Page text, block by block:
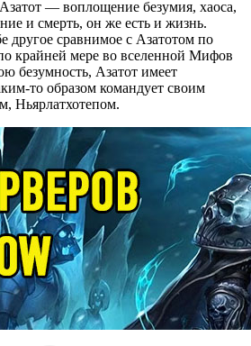
— воплощение безумия, хаоса,
и смерть, он же есть и жизнь.
другое сравнимое с Азатотом по
крайней мере во вселенной Мифов
безумность, Азатот имеет
то образом командует своим
Ньярлатхотепом.